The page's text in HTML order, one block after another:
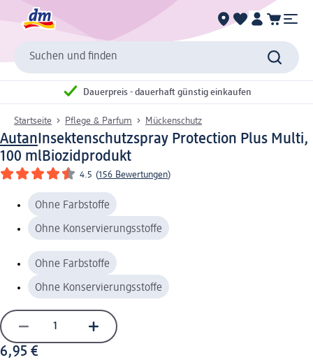
Suchen und finden
Dauerpreis - dauerhaft günstig einkaufen
Startseite Pflege & Parfum Mückenschutz
Autan Insektenschutzspray Protection Plus Multi,
100 mlBiozidprodukt
4.5 (156 Bewertungen)
Ohne Farbstoffe
Ohne Konservierungsstoffe
Ohne Farbstoffe
Ohne Konservierungsstoffe
6,95 €